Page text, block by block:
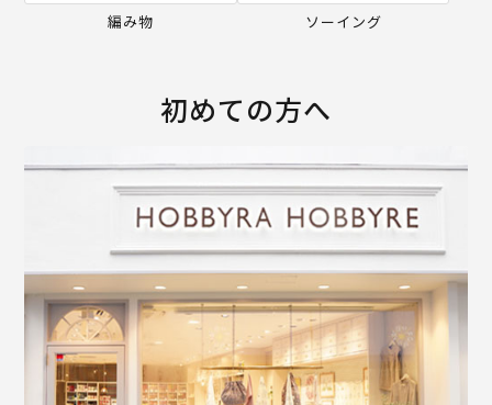
編み物 ソーイング
初めての方へ